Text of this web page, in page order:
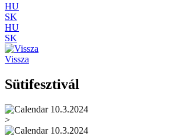
HU
SK
HU
SK
Vissza
Sütifesztivál
10.3.2024
>
10.3.2024